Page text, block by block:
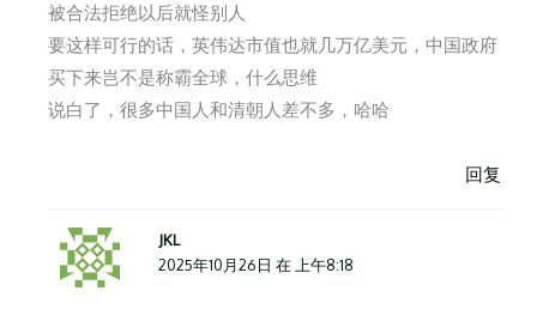
被合法拒绝以后就怪别人
要这样可行的话，英伟达市值也就几万亿美元，中国政府
买下来岂不是称霸全球，什么思维
说白了，很多中国人和清朝人差不多，哈哈
回复
JKL
2025年10月26日 在 上午8:18